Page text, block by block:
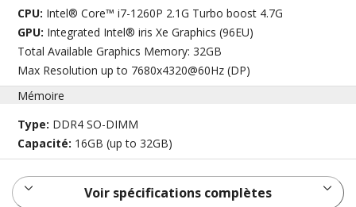
CPU: Intel® Core™ i7-1260P 2.1G Turbo boost 4.7G
GPU: Integrated Intel® iris Xe Graphics (96EU)
Total Available Graphics Memory: 32GB
Max Resolution up to 7680x4320@60Hz (DP)
Mémoire
Type: DDR4 SO-DIMM
Capacité: 16GB (up to 32GB)
Voir spécifications complètes